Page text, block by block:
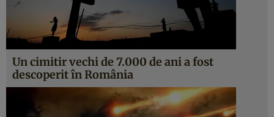
Un cimitir vechi de 7.000 de ani a fost
descoperit în România